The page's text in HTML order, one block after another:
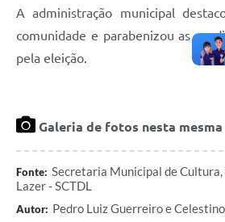
A administração municipal
comunidade e parabenizou as
pela eleição.
Galeria de fotos nesta
Fonte: Secretaria Municipal de
Lazer - SCTDL
Autor: Pedro Luiz Guerreiro e